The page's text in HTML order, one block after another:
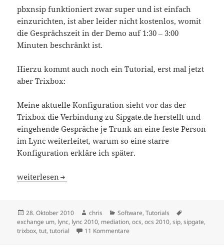
pbxnsip funktioniert zwar super und ist einfach
einzurichten, ist aber leider nicht kostenlos, womit
die Gesprächszeit in der Demo auf 1:30 – 3:00
Minuten beschränkt ist.
Hierzu kommt auch noch ein Tutorial, erst mal jetzt
aber Trixbox:
Meine aktuelle Konfiguration sieht vor das der
Trixbox die Verbindung zu Sipgate.de herstellt und
eingehende Gespräche je Trunk an eine feste Person
im Lync weiterleitet, warum so eine starre
Konfiguration erkläre ich später.
OCS / Lync + Trixbox + Sipgate: Es Funktioniert
weiterlesen
Veröffentlicht
am
28. Oktober 2010 Autor
chris Kategorien
Software,Tutorials
exchange um, lync, lync 2010, mediation,ocs,ocs 2010,sip,sipgate,
trixbox,tut,tutorial 11 Kommentare